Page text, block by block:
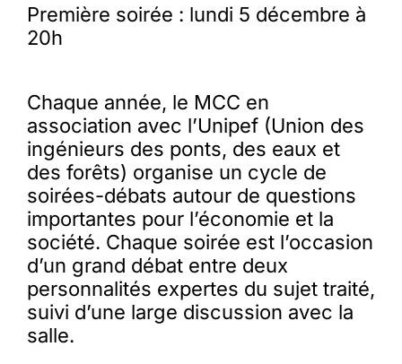
Première soirée : lundi 5 décembre à
20h
Chaque année, le MCC en
association avec l’Unipef (Union des
ingénieurs des ponts, des eaux et
des forêts) organise un cycle de
soirées-débats autour de questions
importantes pour l’économie et la
société. Chaque soirée est l’occasion
d’un grand débat entre deux
personnalités expertes du sujet traité,
suivi d’une large discussion avec la
salle.